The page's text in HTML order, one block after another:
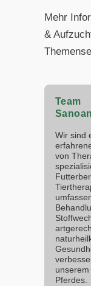
Mehr
&
Team
Wir sind
von
Pferdes.